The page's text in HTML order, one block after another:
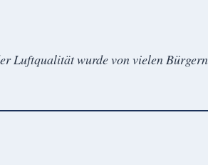
Luftqualität wurde von vielen